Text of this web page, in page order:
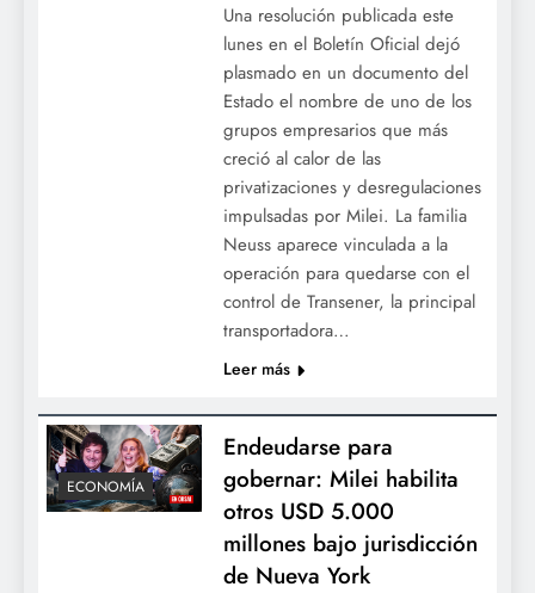
Una resolución publicada este
lunes en el Boletín Oficial dejó
plasmado en un documento del
Estado el nombre de uno de los
grupos empresarios que más
creció al calor de las
privatizaciones y desregulaciones
impulsadas por Milei. La familia
Neuss aparece vinculada a la
operación para quedarse con el
control de Transener, la principal
transportadora…
Leer más
ECONOMÍA
Endeudarse para
gobernar: Milei habilita
otros USD 5.000
millones bajo jurisdicción
de Nueva York